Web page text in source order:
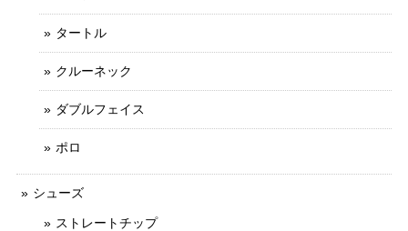
タートル
クルーネック
ダブルフェイス
ポロ
シューズ
ストレートチップ